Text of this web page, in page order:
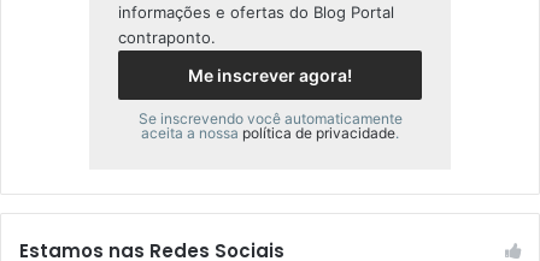
informações e ofertas do Blog Portal
contraponto.
Se inscrevendo você automaticamente
aceita a nossa política de privacidade.
Estamos nas Redes Sociais